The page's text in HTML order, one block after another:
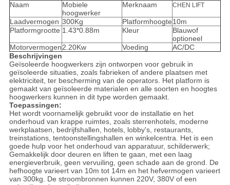
Naam
Mobiele
hoogwerker
Merknaam CHEN LIFT
Laadvermogen 300Kg Platformhoogte10m
Platformgrootte 1.43*0.88m Kleur
Blauwof
optioneel
Motorvermogen2.20Kw Voeding
AC/DC
Beschrijvingen
Geïsoleerde hoogwerkers zijn ontworpen voor gebruik in
geïsoleerde situaties, zoals fabrieken of andere plaatsen met
elektriciteit, ter bescherming van de operators. Het platform is
gemaakt van geïsoleerde materialen en alle soorten en hoogtes
hoogwerkers kunnen in dit type worden gemaakt.
Toepassingen:
Het wordt voornamelijk gebruikt voor de installatie en het
onderhoud van krappe ruimtes, zoals sterrenhotels, moderne
werkplaatsen, bedrijfshallen, hotels, lobby's, restaurants,
treinstations, tentoonstellingshallen en winkelcentra. Het is een
goede hulp voor het onderhoud van apparatuur, schilderwerk;
Gemakkelijk door deuren en liften te gaan, met een laag
energieverbruik, geen vervuiling, geen schade aan de grond. De
hefhoogte varieert van 10m tot 14m en het hefvermogen varieert
van 300kg. De stroombronnen kunnen 220V, 380V of een